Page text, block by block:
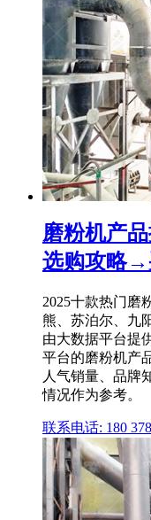
磨粉机产
选购攻略→
2025十款热门磨
熊、苏泊尔、九
由大数据平台提
平台的磨粉机产
人气销量、品牌
情况作为参考。
联系电话: 180